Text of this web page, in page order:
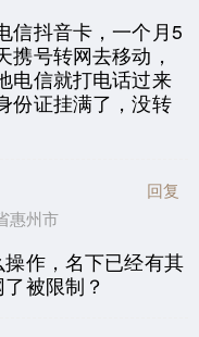
信抖音卡，一个月5
携号转网去移动，
电信就打电话过来
份证挂满了，没转
惠州市
回复
作，名下已经有其
被限制？